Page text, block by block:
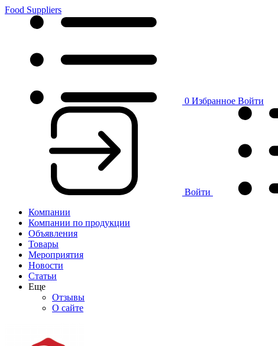
Food Suppliers
0 Избранное Войти
Войти
Компании
Компании по продукции
Объявления
Товары
Мероприятия
Новости
Статьи
Еще
Отзывы
О сайте